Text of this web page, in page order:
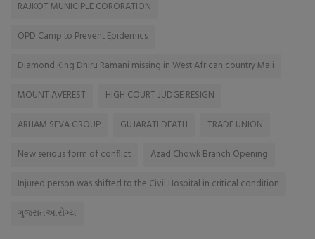
RAJKOT MUNICIPLE CORORATION
OPD Camp to Prevent Epidemics
Diamond King Dhiru Ramani missing in West African country Mali
MOUNT AVEREST
HIGH COURT JUDGE RESIGN
ARHAM SEVA GROUP
GUJARATI DEATH
TRADE UNION
New serious form of conflict
Azad Chowk Branch Opening
Injured person was shifted to the Civil Hospital in critical condition
ગુજરાતઆરોગ્ય